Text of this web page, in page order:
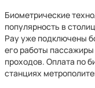
Биометрические
популярность в
Pay уже подключены
его работы
проходов. Оплата по
станциях